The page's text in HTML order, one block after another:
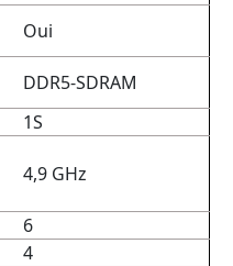
Oui
DDR5-SDRAM
1S
4,9 GHz
6
4